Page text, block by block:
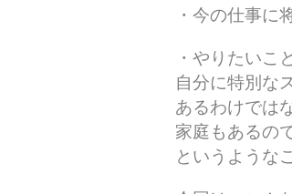
・今の仕事に
・やりたいこ
自分に特別な
あるわけでは
家庭もあるの
というような